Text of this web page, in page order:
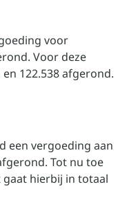
voor
Voor deze
122.538 afgerond.
een vergoeding aan
Tot nu toe
gaat hierbij in totaal